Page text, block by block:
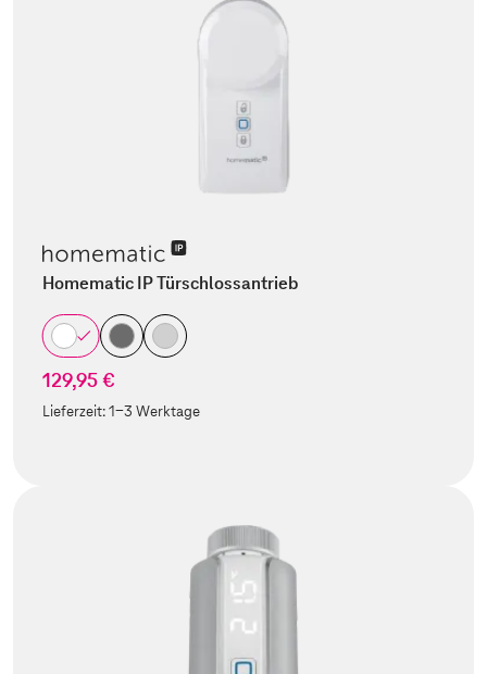
Homematic IP Türschlossantrieb
129,95 €
Lieferzeit:1-3 Werktage